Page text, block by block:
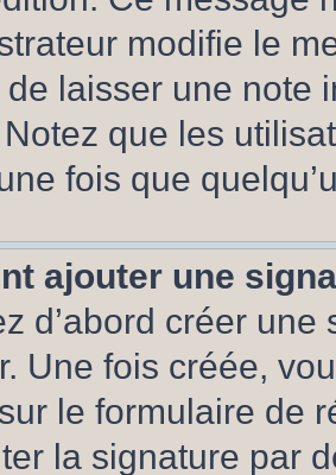
modifie le
laisser une note
que les
fois que
ajouter une
d’abord créer
Une fois créée,
sur le formulaire de
la signature par